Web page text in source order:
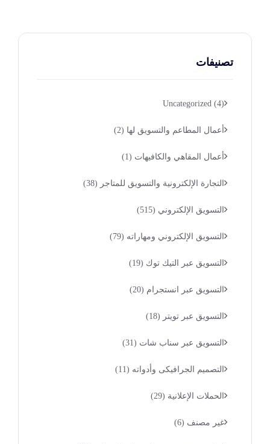
تصنيفات
Uncategorized (4)
أعمال المطاعم والتسويق لها (2)
أعمال المقاهي والكافيهات (1)
التجارة الإلكترونية والتسويق للمتاجر (38)
التسويق الإلكتروني (515)
التسويق الإلكتروني ومهاراته (79)
التسويق عبر التيك توك (19)
التسويق عبر انستجرام (20)
التسويق عبر تويتر (18)
التسويق عبر سناب شات (31)
التصميم الجرافيكى وأدواته (11)
الحملات الإعلانية (29)
غير مصنف (6)